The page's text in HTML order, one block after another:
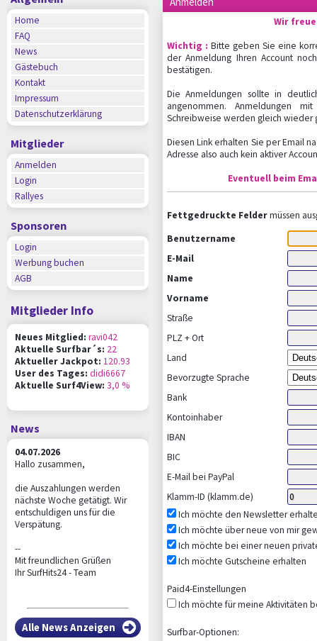
Home
FAQ
News
Gästebuch
Kontakt
Impressum
Datenschutzerklärung
Mitglieder
Anmelden
Login
Rallyes
Sponsoren
Login
Werbung buchen
AGB
Mitglieder Info
Neues Mitglied: ravi042
Aktuelle Surfbar´s: 22
Aktueller Jackpot: 120.93
User des Tages: didi6667
Aktuelle Surf4View: 3,0 %
News
04.07.2026
Hallo zusammen,
die Auszahlungen werden
nächste Woche getätigt. Wir
entschuldigen uns für die
Verspätung.
--
Mit freundlichen Grüßen
Ihr SurfHits24 - Team
Alle News Anzeigen
Wir
Wichtig : Bitte geben Sie eine
der Anmeldung Ihren Account
bestätigen.
Die Anmeldungen sollte in
angenommen. Anmeldungen
Schreibweise werden gleich wieder
Diesen Link erhalten Sie per Email
Adresse also auch kein aktiver
Eventuell beim
Fettgedruckte Feldermüssen
Benutzername
E-Mail
Name
Vorname
Straße
PLZ + Ort
Land
Bevorzugte Sprache
Bank
Kontoinhaber
IBAN
BIC
E-Mail bei PayPal
Klamm-ID (klamm.de)
Ich möchte den Newsletter
Ich möchte über neue von mir
Ich möchte bei einer neuen
Ich möchte Gutscheine erhalten
Paid4-Einstellungen
Ich möchte für meine Aktivitäten
Surfbar-Optionen: